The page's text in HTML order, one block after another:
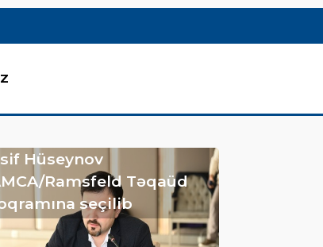
Hüseynov
Ramsfeld Təqaüd
seçilib